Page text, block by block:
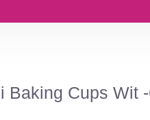
Baking Cups Wit